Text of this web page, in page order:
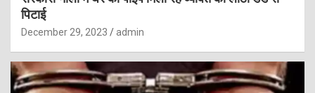
पिटाई
December 29, 2023 admin